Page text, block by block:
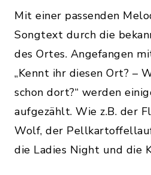
Mit einer passenden
Songtext durch die
des Ortes. Angefangen
„Kennt ihr diesen Ort? –
schon dort?“ werden
aufgezählt. Wie z.B. der
Wolf, der
die Ladies Night und die